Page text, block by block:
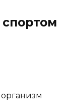
организм